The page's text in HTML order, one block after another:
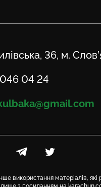
36, м.
04 24
на Instagram
Посилання на Telegram
Посилання на Twitter
використання матеріалів, які